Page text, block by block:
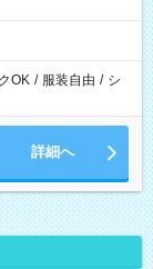
OK / 服装自由 / シ
詳細へ